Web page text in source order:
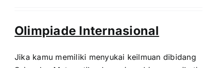
Olimpiade Internasional
Jika kamu memiliki menyukai keilmuan dibidang